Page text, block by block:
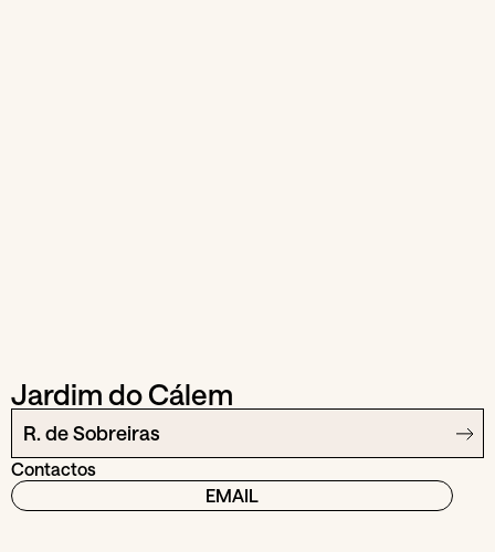
Jardim do Cálem
R. de Sobreiras
Contactos
EMAIL